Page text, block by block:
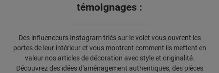
témoignages :
Des influenceurs Instagram triés sur le volet vous ouvrent les
portes de leur intérieur et vous montrent comment ils mettent en
valeur nos articles de décoration avec style et originalité.
Découvrez des idées d'aménagement authentiques, des pièces